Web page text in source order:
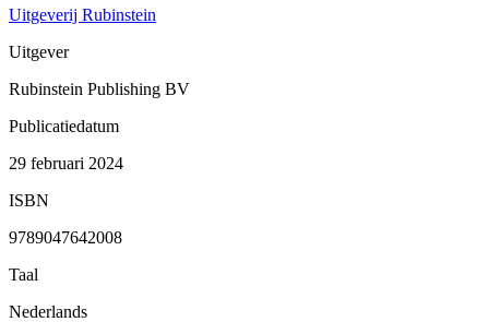
Uitgeverij Rubinstein
Uitgever
Rubinstein Publishing BV
Publicatiedatum
29 februari 2024
ISBN
9789047642008
Taal
Nederlands